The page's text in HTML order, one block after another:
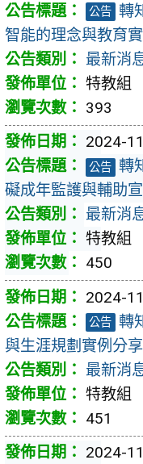
公告 轉
智能的理念與教育
最新消
特教組
393
2024-
公告 轉
礙成年監護與輔助
最新消
特教組
450
2024-
公告 轉
與生涯規劃實例分
最新消
特教組
451
2024-